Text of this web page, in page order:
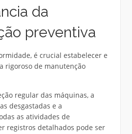
da
preventiva
é crucial estabelecer e
rigoroso de manutenção
regular das máquinas, a
desgastadas e a
as atividades de
registros detalhados pode ser